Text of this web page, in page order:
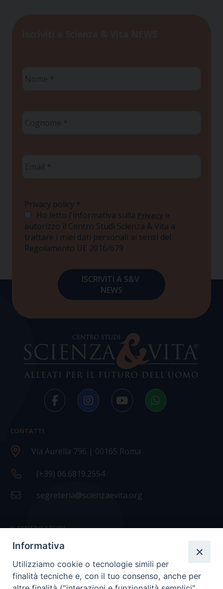
Privacy policy *
Ho letto l'informativa sulla Privacy e
autorizzo il Centro Studi Scienza & Vita a
trattare i miei dati personali ai sensi del
Regolamento UE 2016/679
CONTATTI
Via Aurelia 796 | 00165 Roma
(+39) 06.6819.2554
segreteria@scienzaevita.org
IL CENTRO STUDI
La nostra storia
Statuto
Presidenza e ufficio presidenza
Informativa
Utilizziamo cookie o tecnologie simili per
finalità tecniche e, con il tuo consenso, anche per